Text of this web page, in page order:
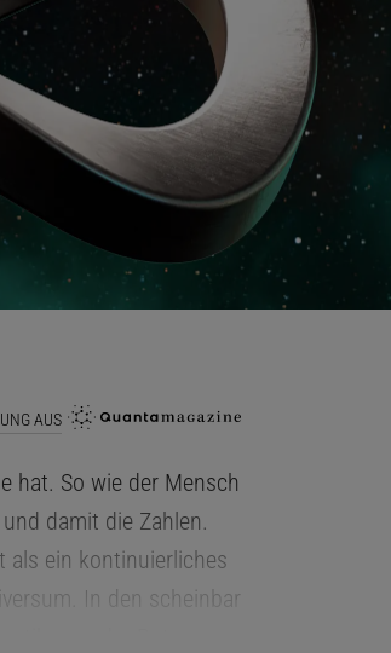
AUS
hat. So wie der Mensch
damit die Zahlen.
als ein kontinuierliches
In den scheinbar